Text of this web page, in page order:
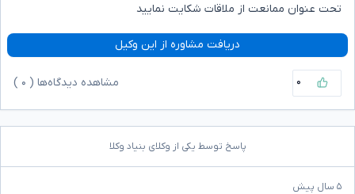
تحت عنوان ممانعت از ملاقات شکایت نمایید
دریافت مشاوره از این وکیل
۰ مشاهده دیدگاه‌ها ( ۰
پاسخ توسط یکی از وکلای بنیاد وکلا
۵ سال پیش